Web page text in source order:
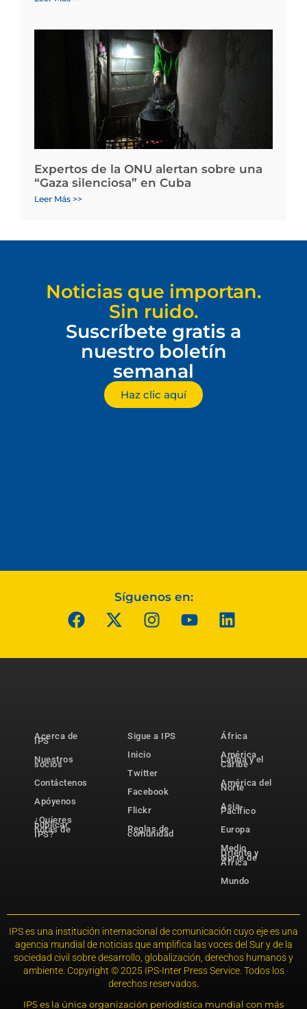
Expertos de la ONU alertan sobre una
“Gaza silenciosa” en Cuba
Leer Más >>
Noticias que importan.
Sin ruido.
Suscríbete gratis a
nuestro boletín
semanal
Haz clic aquí
Síguenos en:
Acerca de
IPS
Nuestros
socios
Contáctenos
Apóyenos
¿Quieres
publicar
notas de
IPS?
Sigue a IPS
Inicio
Twitter
Facebook
Flickr
Reglas de
comunidad
África
América
Latina y el
Caribe
América del
Norte
Asia-
Pacífico
Europa
Medio
Oriente y
Norte de
África
Mundo
IPS es una institución internacional de comunicación cuyo eje es una
agencia mundial de noticias que amplifica las voces del Sur y de la
sociedad civil sobre desarrollo, globalización, derechos humanos y
ambiente. Copyright © 2025 IPS-Inter Press Service. Todos los
derechos reservados.
IPS es la única organización periodística mundial con más